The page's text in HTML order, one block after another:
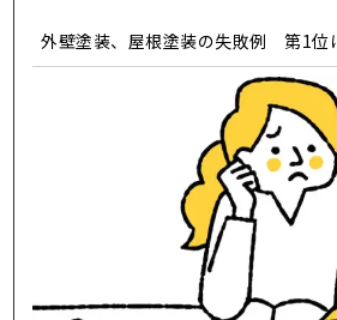
外壁塗装、屋根塗装の失敗例 第1位